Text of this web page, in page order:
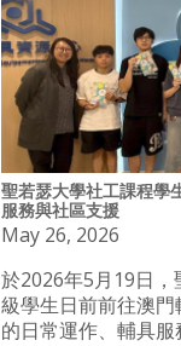
聖若瑟大學社工課程學
服務與社區支援
May 26, 2026
於2026年5月19日
級學生日前前往澳
的日常運作、輔具服